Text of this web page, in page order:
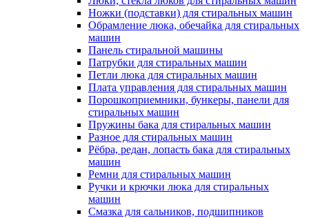
Ножки (подставки) для стиральных машин
Обрамление люка, обечайка для стиральных
машин
Панель стиральной машины
Патрубки для стиральных машин
Петли люка для стиральных машин
Плата управления для стиральных машин
Порошкоприемники, бункеры, панели для
стиральных машин
Пружины бака для стиральных машин
Разное для стиральных машин
Рёбра, редан, лопасть бака для стиральных
машин
Ремни для стиральных машин
Ручки и крючки люка для стиральных
машин
Смазка для сальников, подшипников